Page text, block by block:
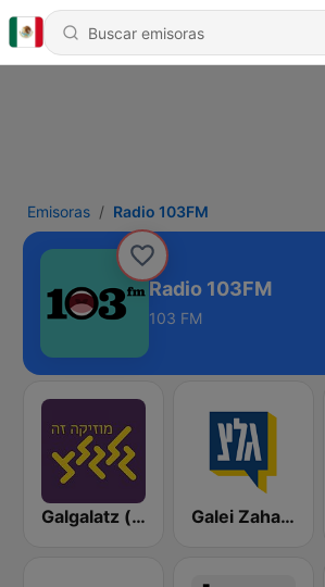
Emisoras Radio 103FM
Radio 103FM
103 FM
Galgalatz (גלגלצ רדיו) Galei Zahal (גלי צה"ל)